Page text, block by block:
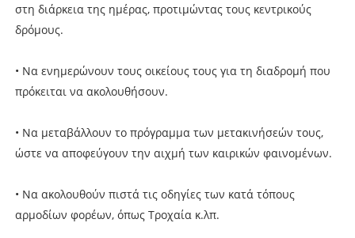
στη διάρκεια της ημέρας, προτιμώντας τους κεντρικούς
δρόμους.
• Να ενημερώνουν τους οικείους τους για τη διαδρομή που
πρόκειται να ακολουθήσουν.
• Να μεταβάλλουν το πρόγραμμα των μετακινήσεών τους,
ώστε να αποφεύγουν την αιχμή των καιρικών φαινομένων.
• Να ακολουθούν πιστά τις οδηγίες των κατά τόπους
αρμοδίων φορέων, όπως Τροχαία κ.λπ.